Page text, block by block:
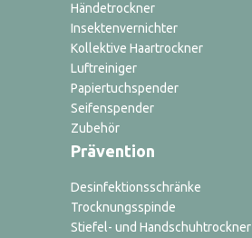
Händetrockner
Insektenvernichter
Kollektive Haartrockner
Luftreiniger
Papiertuchspender
Seifenspender
Zubehör
Prävention
Desinfektionsschränke
Trocknungsspinde
Stiefel- und Handschuhtrockner